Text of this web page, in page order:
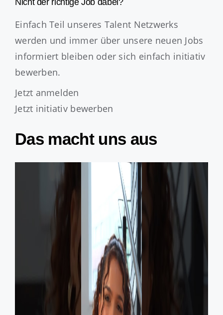
Einfach Teil unseres Talent Netzwerks
werden und immer über unsere neuen Jobs
informiert bleiben oder sich einfach initiativ
bewerben.
Jetzt anmelden
Jetzt initiativ bewerben
Das macht uns aus